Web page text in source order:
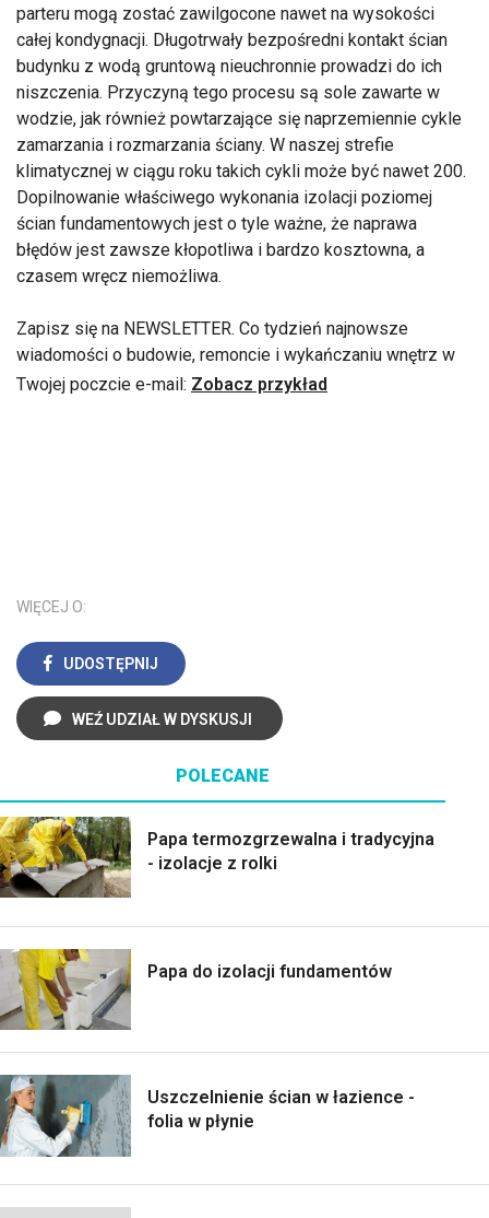
parteru mogą zostać zawilgocone nawet na wysokości
całej kondygnacji. Długotrwały bezpośredni kontakt ścian
budynku z wodą gruntową nieuchronnie prowadzi do ich
niszczenia. Przyczyną tego procesu są sole zawarte w
wodzie, jak również powtarzające się naprzemiennie cykle
zamarzania i rozmarzania ściany. W naszej strefie
klimatycznej w ciągu roku takich cykli może być nawet 200.
Dopilnowanie właściwego wykonania izolacji poziomej
ścian fundamentowych jest o tyle ważne, że naprawa
błędów jest zawsze kłopotliwa i bardzo kosztowna, a
czasem wręcz niemożliwa.
Zapisz się na NEWSLETTER. Co tydzień najnowsze
wiadomości o budowie, remoncie i wykańczaniu wnętrz w
Twojej poczcie e-mail: Zobacz przykład
WIĘCEJ O:
UDOSTĘPNIJ
WEŹ UDZIAŁ W DYSKUSJI
POLECANE
Papa termozgrzewalna i tradycyjna
- izolacje z rolki
Papa do izolacji fundamentów
Uszczelnienie ścian w łazience -
folia w płynie